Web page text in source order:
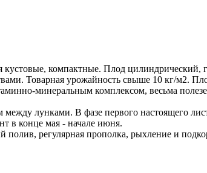
компактные. Плод цилиндрический,
Товарная урожайность свыше 10 кг/м2.
минеральным комплексом, весьма
лунками. В фазе первого настоящего
в конце мая - начале июня.
регулярная прополка, рыхление и